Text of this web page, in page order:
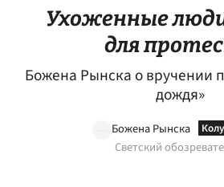
Ухоженные
для
Божена Рынска о вручении
дождя»
Божена Рынска
Светский